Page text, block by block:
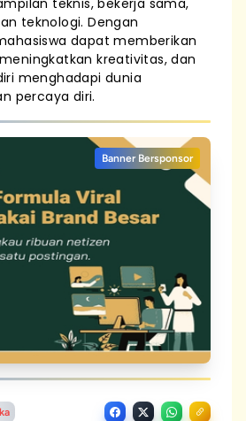
teknis, bekerja sama,
teknologi. Dengan
dapat memberikan
kreativitas, dan
menghadapi dunia
percaya diri.
Banner Bersponsor